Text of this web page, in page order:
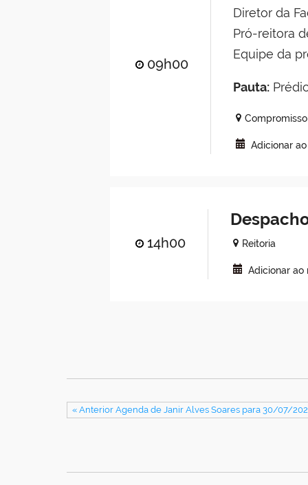
09h00
Diretor da
Pró-reitora
Equipe da
Pauta:
Adicionar
14h00 Reitoria
Adicionar ao
« Anterior Agenda de Janir Alves Soares para 30/07/